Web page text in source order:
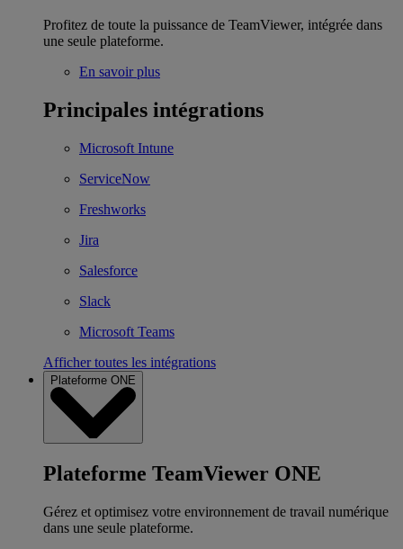
Profitez de toute la puissance de TeamViewer, intégrée dans
une seule plateforme.
En savoir plus
Principales intégrations
Microsoft Intune
ServiceNow
Freshworks
Jira
Salesforce
Slack
Microsoft Teams
Afficher toutes les intégrations
Plateforme ONE
Plateforme TeamViewer ONE
Gérez et optimisez votre environnement de travail numérique
dans une seule plateforme.